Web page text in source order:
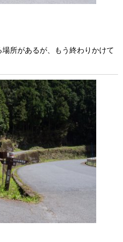
所があるが、もう終わりかけて